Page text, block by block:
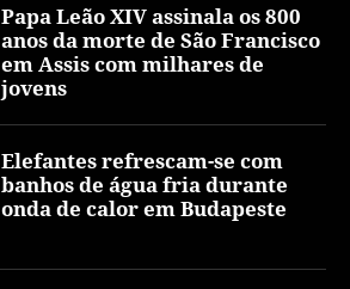
Papa Leão XIV assinala os 800
anos da morte de São Francisco
em Assis com milhares de
jovens
Elefantes refrescam-se com
banhos de água fria durante
onda de calor em Budapeste